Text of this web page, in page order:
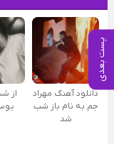
پست بعدی
دانلود آهنگ مهراد
جم به نام باز شب
شد
از